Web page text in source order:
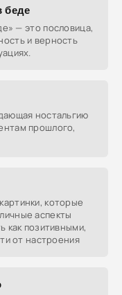
беде
— это пословица,
и верность
ностальгию
прошлого,
которые
аспекты
как позитивными,
от настроения